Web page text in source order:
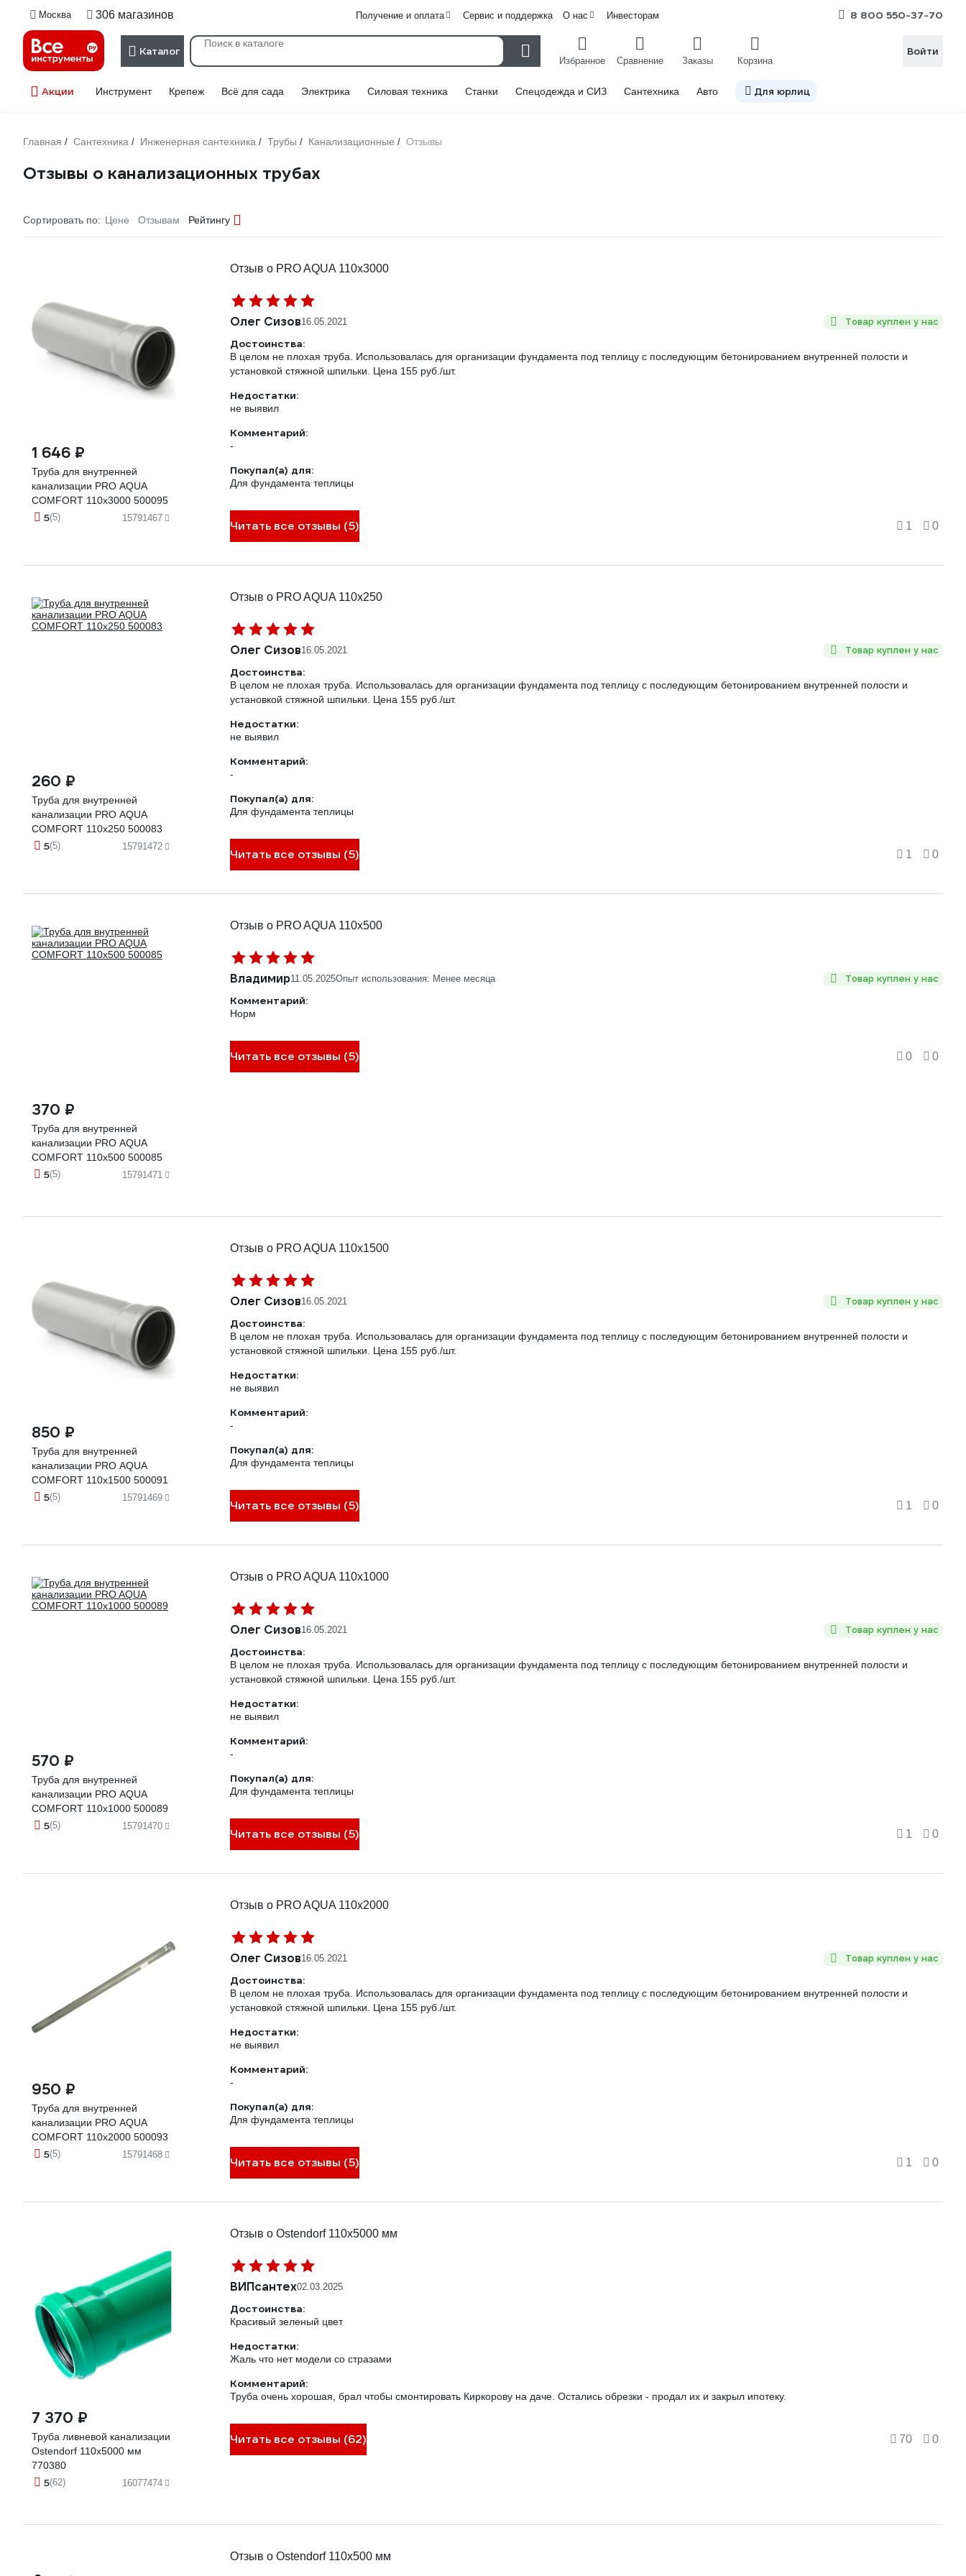
Москва 306 магазинов Получение и оплата Сервис и поддержка О нас Инвесторам 8 800 550-37-70
Каталог
Избранное Сравнение Заказы Корзина
Войти
Акции Инструмент Крепеж Всё для сада Электрика Силовая техника Станки Спецодежда и СИЗ Сантехника Авто Для юрлиц
Главная / Сантехника / Инженерная сантехника / Трубы / Канализационные / Отзывы
Отзывы о канализационных трубах
Сортировать по: Цене Отзывам Рейтингу
1 646 ₽
Труба для внутренней
канализации PRO AQUA
COMFORT 110x3000 500095
5(5) 15791467
Отзыв о PRO AQUA 110x3000
Олег Сизов16.05.2021 Товар куплен у нас
Достоинства:
В целом не плохая труба. Использовалась для организации фундамента под теплицу с последующим бетонированием внутренней полости и
установкой стяжной шпильки. Цена 155 руб./шт.
Недостатки:
не выявил
Комментарий:
-
Покупал(а) для:
Для фундамента теплицы
Читать все отзывы (5) 1 0
260 ₽
Труба для внутренней
канализации PRO AQUA
COMFORT 110x250 500083
5(5) 15791472
Отзыв о PRO AQUA 110x250
Олег Сизов16.05.2021 Товар куплен у нас
Достоинства:
В целом не плохая труба. Использовалась для организации фундамента под теплицу с последующим бетонированием внутренней полости и
установкой стяжной шпильки. Цена 155 руб./шт.
Недостатки:
не выявил
Комментарий:
-
Покупал(а) для:
Для фундамента теплицы
Читать все отзывы (5) 1 0
370 ₽
Труба для внутренней
канализации PRO AQUA
COMFORT 110x500 500085
5(5) 15791471
Отзыв о PRO AQUA 110x500
Владимир11.05.2025Опыт использования: Менее месяца Товар куплен у нас
Комментарий:
Норм
Читать все отзывы (5) 0 0
850 ₽
Труба для внутренней
канализации PRO AQUA
COMFORT 110x1500 500091
5(5) 15791469
Отзыв о PRO AQUA 110x1500
Олег Сизов16.05.2021 Товар куплен у нас
Достоинства:
В целом не плохая труба. Использовалась для организации фундамента под теплицу с последующим бетонированием внутренней полости и
установкой стяжной шпильки. Цена 155 руб./шт.
Недостатки:
не выявил
Комментарий:
-
Покупал(а) для:
Для фундамента теплицы
Читать все отзывы (5) 1 0
570 ₽
Труба для внутренней
канализации PRO AQUA
COMFORT 110x1000 500089
5(5) 15791470
Отзыв о PRO AQUA 110x1000
Олег Сизов16.05.2021 Товар куплен у нас
Достоинства:
В целом не плохая труба. Использовалась для организации фундамента под теплицу с последующим бетонированием внутренней полости и
установкой стяжной шпильки. Цена 155 руб./шт.
Недостатки:
не выявил
Комментарий:
-
Покупал(а) для:
Для фундамента теплицы
Читать все отзывы (5) 1 0
950 ₽
Труба для внутренней
канализации PRO AQUA
COMFORT 110x2000 500093
5(5) 15791468
Отзыв о PRO AQUA 110x2000
Олег Сизов16.05.2021 Товар куплен у нас
Достоинства:
В целом не плохая труба. Использовалась для организации фундамента под теплицу с последующим бетонированием внутренней полости и
установкой стяжной шпильки. Цена 155 руб./шт.
Недостатки:
не выявил
Комментарий:
-
Покупал(а) для:
Для фундамента теплицы
Читать все отзывы (5) 1 0
7 370 ₽
Труба ливневой канализации
Ostendorf 110х5000 мм
770380
5(62) 16077474
Отзыв о Ostendorf 110х5000 мм
ВИПсантех02.03.2025
Достоинства:
Красивый зеленый цвет
Недостатки:
Жаль что нет модели со стразами
Комментарий:
Труба очень хорошая, брал чтобы смонтировать Киркорову на даче. Остались обрезки - продал их и закрыл ипотеку.
Читать все отзывы (62) 70 0
Отзыв о Ostendorf 110х500 мм